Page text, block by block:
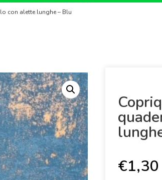
con alette lunghe – Blu
€1,30